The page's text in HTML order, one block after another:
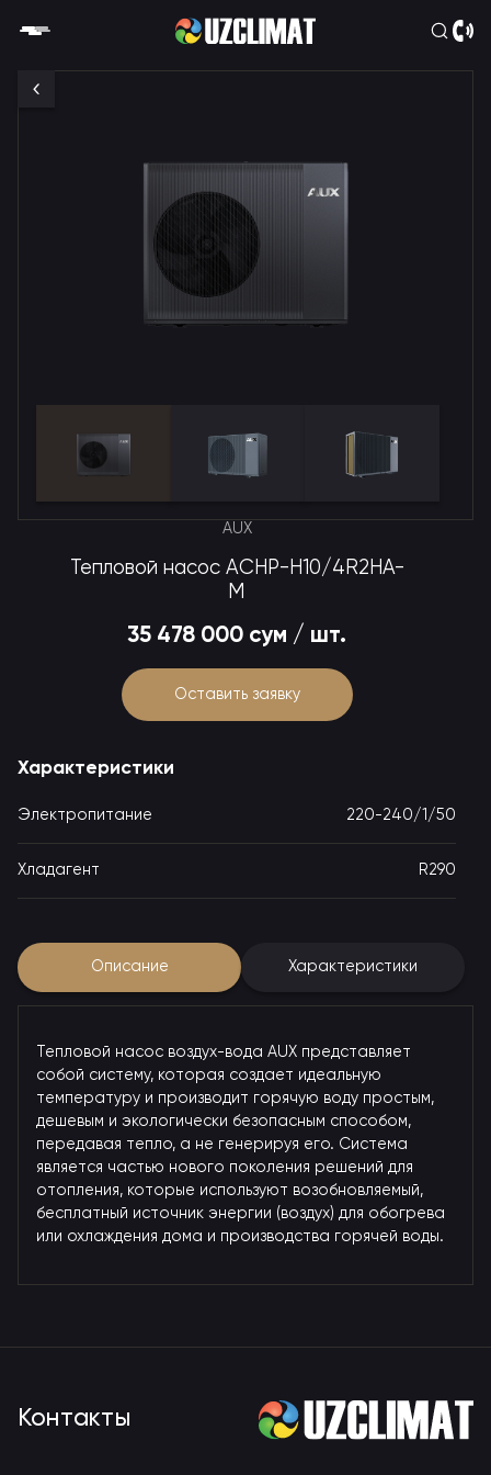
AUX
Тепловой насос ACHP-H10/4R2HA-
M
35 478 000 сум / шт.
Оставить заявку
Характеристики
Электропитание 220-240/1/50
Хладагент R290
Описание Характеристики
Тепловой насос воздух-вода AUX представляет
собой систему, которая создает идеальную
температуру и производит горячую воду простым,
дешевым и экологически безопасным способом,
передавая тепло, а не генерируя его. Система
является частью нового поколения решений для
отопления, которые используют возобновляемый,
бесплатный источник энергии (воздух) для обогрева
или охлаждения дома и производства горячей воды.
Контакты